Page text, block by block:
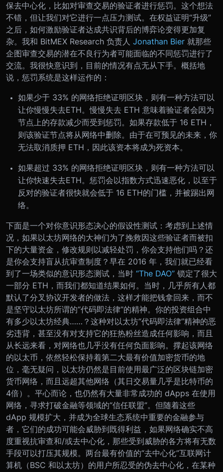
保去中心化，比如对审查交易的验证者进行惩罚。这个想法
不错，但让我们对它进行一点压力测试。 在权益证明“升级”
之后，如何激励验证者达成共识背后的博弈论变得更加复
杂。我和 BitMEX Research 负责人 Jonathan Bier 就那些
企图审查交易的潜在不良行为者可能面临的不同惩罚进行了
交流。我很快意识到，目前的情况有点无从下手。概括地
说，惩罚系统是这样运作的：
如果少于 33% 的网络拒绝证明区块，则有一种方法可以
让你慢慢失去ETH。慢慢失去 ETH 意味着验证者会因为
节点上的存款减少而受到惩罚。如果存款低于 16 ETH，
则该验证节点将从网络中删除。由于在可预见的未来，你
无法取消质押 ETH，因此该资本将成为死资本。
如果超过 33% 的网络拒绝证明区块，则有一种方法可以
让你快速失去ETH。惩罚会以指数方式迅速恶化，以至于
反对的验证者很快就会低于 16 ETH的门槛，并被踢出网
络。
下面是一个对你意识形态决心的假设性测试：考虑到上述情
况，如果以太坊网络的大神们为了挽救因这些验证者而被扣
下的大量资金，修改规则以减轻处罚，你会支持他们吗？还
是你会支持盲从抗审查制度？ 早在 2016 年，我们就已经看
到了一场类似的意识形态测试，当时 “The DAO” 锁定了很大
一部分 ETH，而我们都知道结果如何。当时，几乎所有人都
默认了分叉协议开发者的做法，这样才能把钱拿回来，而不
是坚守以太坊所谓的“代码即法律”的精神。 你的投资组合中
有多少以太坊经典……？ 这种对以太坊“代码即法律”精神的恶
劣违背，甚至没有对支持它的狂热粉丝造成任何影响，而且
从长远来看，对网络也几乎没有任何负面影响。撑起该网络
的以太币，依然轻松保持着第二大最有价值加密货币的地
位，毫无疑问，以太坊仍然是目前使用最广泛的区块链加密
货币网络，而且远超其他网络（其日交易量几乎是比特币的
4倍）。 平心而论，也仍然有大量非常成功的 dApps 在使用
网络，寻求打破金融等领域的“信任联盟”。但随着这些
dApp 规模扩大，并成为全球生态系统中重要的金融参与
者，它们的成功可能会威胁到既得利益，如果网络确实不高
度重视抗审查和/或去中心化，那些受到威胁的各方将有无数
手段可以打压其规模。 两台最有价值的“去中心化”互联网计
算机（BSC 和以太坊）的用户所忍受的伪去中心化，在某种